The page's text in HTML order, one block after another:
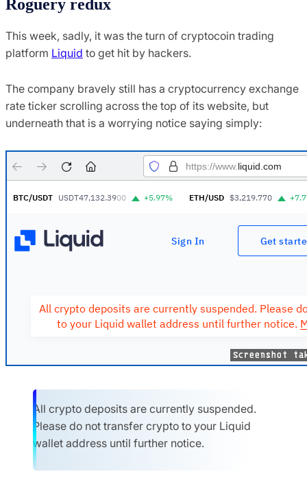
Roguery redux
This week, sadly, it was the turn of cryptocoin trading
platform Liquid to get hit by hackers.
The company bravely still has a cryptocurrency exchange
rate ticker scrolling across the top of its website, but
underneath that is a worrying notice saying simply:
All crypto deposits are currently suspended.
Please do not transfer crypto to your Liquid
wallet address until further notice.